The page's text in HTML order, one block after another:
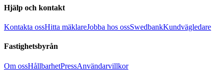
Hjälp och kontakt
Kontakta ossHitta mäklareJobba hos ossSwedbankKundvägledare
Fastighetsbyrån
Om ossHållbarhetPressAnvändarvillkor